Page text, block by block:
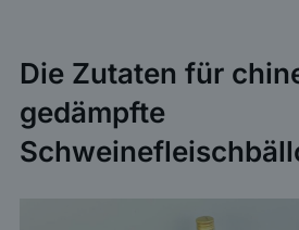
Die Zutaten für
gedämpfte